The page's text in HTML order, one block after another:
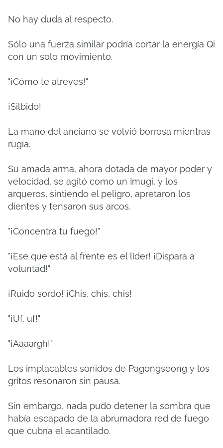
No hay duda al respecto.
Sólo una fuerza similar podría cortar la energía Qi
con un solo movimiento.
"¡Cómo te atreves!"
¡Silbido!
La mano del anciano se volvió borrosa mientras
rugía.
Su amada arma, ahora dotada de mayor poder y
velocidad, se agitó como un Imugi, y los
arqueros, sintiendo el peligro, apretaron los
dientes y tensaron sus arcos.
"¡Concentra tu fuego!"
"¡Ese que está al frente es el líder! ¡Dispara a
voluntad!"
¡Ruido sordo! ¡Chis, chis, chis!
"¡Uf, uf!"
"¡Aaaargh!"
Los implacables sonidos de Pagongseong y los
gritos resonaron sin pausa.
Sin embargo, nada pudo detener la sombra que
había escapado de la abrumadora red de fuego
que cubría el acantilado.